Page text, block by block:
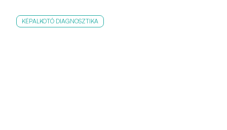
KÉPALKOTÓ DIAGNOSZTIKA